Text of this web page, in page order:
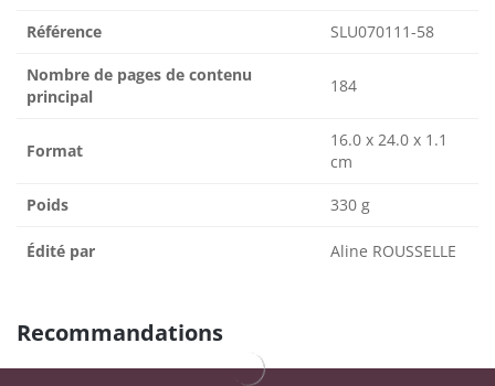
Référence SLU070111-58
Nombre de pages de contenu
principal
184
Format
16.0 x 24.0 x 1.1
cm
Poids 330 g
Édité par Aline ROUSSELLE
Recommandations